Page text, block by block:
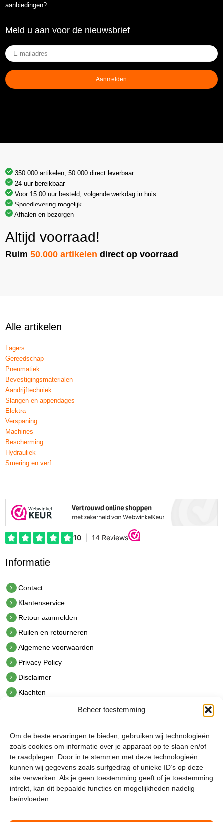
Beheer toestemming
Om de beste ervaringen te bieden, gebruiken wij technologieën
zoals cookies om informatie over je apparaat op te slaan en/of
te raadplegen. Door in te stemmen met deze technologieën
kunnen wij gegevens zoals surfgedrag of unieke ID’s op deze
site verwerken. Als je geen toestemming geeft of je toestemming
intrekt, kan dit bepaalde functies en mogelijkheden nadelig
beïnvloeden.
aanbiedingen?
Meld u aan voor de nieuwsbrief
E-
mailadres(Vereist)
Aanmelden
350.000 artikelen, 50.000 direct leverbaar
24 uur bereikbaar
Voor 15:00 uur besteld, volgende werkdag in huis
Spoedlevering mogelijk
Afhalen en bezorgen
Altijd voorraad!
Ruim50.000 artikelen direct op voorraad
Alle artikelen
Lagers
Gereedschap
Pneumatiek
Bevestigingsmaterialen
Aandrijftechniek
Slangen en appendages
Elektra
Verspaning
Machines
Bescherming
Hydrauliek
Smering en verf
Informatie
Contact
Klantenservice
Retour aanmelden
Ruilen en retourneren
Algemene voorwaarden
Privacy Policy
Disclaimer
Klachten
hetindustriehuis B.V.
De Hoek 1 1601 MR Enkhuizen
t.0228 53 00 40
e.info@hetindustriehuis.com
KVK 51483904
BTW NL850044522B01